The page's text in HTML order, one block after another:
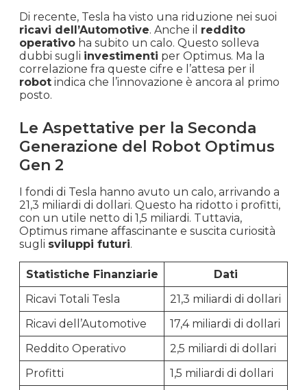
Di recente, Tesla ha visto una riduzione nei suoi
ricavi dell’Automotive. Anche il reddito
operativo ha subito un calo. Questo solleva
dubbi sugli investimenti per Optimus. Ma la
correlazione fra queste cifre e l’attesa per il
robot indica che l’innovazione è ancora al primo
posto.
Le Aspettative per la Seconda
Generazione del Robot Optimus
Gen 2
I fondi di Tesla hanno avuto un calo, arrivando a
21,3 miliardi di dollari. Questo ha ridotto i profitti,
con un utile netto di 1,5 miliardi. Tuttavia,
Optimus rimane affascinante e suscita curiosità
sugli sviluppi futuri.
Statistiche Finanziarie
Dati
Ricavi Totali Tesla
21,3 miliardi di dollari
Ricavi dell’Automotive
17,4 miliardi di dollari
Reddito Operativo
2,5 miliardi di dollari
Profitti
1,5 miliardi di dollari